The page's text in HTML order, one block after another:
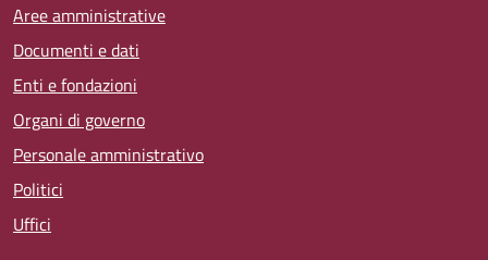
Aree amministrative
Documenti e dati
Enti e fondazioni
Organi di governo
Personale amministrativo
Politici
Uffici